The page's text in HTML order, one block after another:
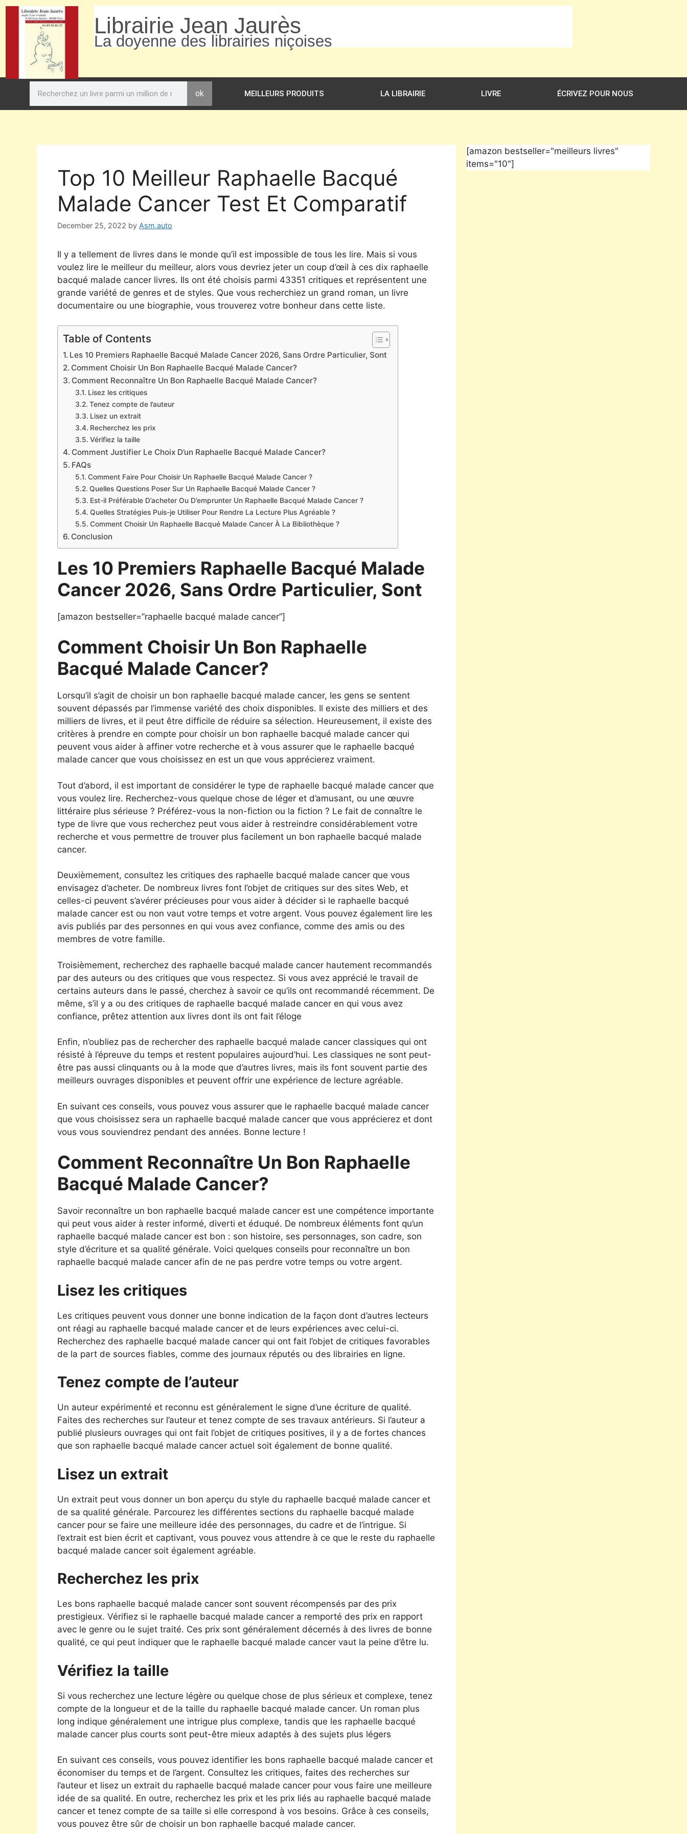
Librairie Jean Jaurès
La doyenne des librairies niçoises
ok MEILLEURS PRODUITS LA LIBRAIRIE LIVRE ÉCRIVEZ POUR NOUS
Top 10 Meilleur Raphaelle Bacqué
Malade Cancer Test Et Comparatif
December 25, 2022 by Asm.auto
Il y a tellement de livres dans le monde qu’il est impossible de tous les lire. Mais si vous
voulez lire le meilleur du meilleur, alors vous devriez jeter un coup d’œil à ces dix raphaelle
bacqué malade cancer livres. Ils ont été choisis parmi 43351 critiques et représentent une
grande variété de genres et de styles. Que vous recherchiez un grand roman, un livre
documentaire ou une biographie, vous trouverez votre bonheur dans cette liste.
Table of Contents
Les 10 Premiers Raphaelle Bacqué Malade Cancer 2026, Sans Ordre Particulier, Sont
Comment Choisir Un Bon Raphaelle Bacqué Malade Cancer?
Comment Reconnaître Un Bon Raphaelle Bacqué Malade Cancer?
Lisez les critiques
Tenez compte de l’auteur
Lisez un extrait
Recherchez les prix
Vérifiez la taille
Comment Justifier Le Choix D’un Raphaelle Bacqué Malade Cancer?
FAQs
Comment Faire Pour Choisir Un Raphaelle Bacqué Malade Cancer ?
Quelles Questions Poser Sur Un Raphaelle Bacqué Malade Cancer ?
Est-il Préférable D’acheter Ou D’emprunter Un Raphaelle Bacqué Malade Cancer ?
Quelles Stratégies Puis-je Utiliser Pour Rendre La Lecture Plus Agréable ?
Comment Choisir Un Raphaelle Bacqué Malade Cancer À La Bibliothèque ?
Conclusion
Les 10 Premiers Raphaelle Bacqué Malade
Cancer 2026, Sans Ordre Particulier, Sont
[amazon bestseller=”raphaelle bacqué malade cancer”]
Comment Choisir Un Bon Raphaelle
Bacqué Malade Cancer?
Lorsqu’il s’agit de choisir un bon raphaelle bacqué malade cancer, les gens se sentent
souvent dépassés par l’immense variété des choix disponibles. Il existe des milliers et des
milliers de livres, et il peut être difficile de réduire sa sélection. Heureusement, il existe des
critères à prendre en compte pour choisir un bon raphaelle bacqué malade cancer qui
peuvent vous aider à affiner votre recherche et à vous assurer que le raphaelle bacqué
malade cancer que vous choisissez en est un que vous apprécierez vraiment.
Tout d’abord, il est important de considérer le type de raphaelle bacqué malade cancer que
vous voulez lire. Recherchez-vous quelque chose de léger et d’amusant, ou une œuvre
littéraire plus sérieuse ? Préférez-vous la non-fiction ou la fiction ? Le fait de connaître le
type de livre que vous recherchez peut vous aider à restreindre considérablement votre
recherche et vous permettre de trouver plus facilement un bon raphaelle bacqué malade
cancer.
Deuxièmement, consultez les critiques des raphaelle bacqué malade cancer que vous
envisagez d’acheter. De nombreux livres font l’objet de critiques sur des sites Web, et
celles-ci peuvent s’avérer précieuses pour vous aider à décider si le raphaelle bacqué
malade cancer est ou non vaut votre temps et votre argent. Vous pouvez également lire les
avis publiés par des personnes en qui vous avez confiance, comme des amis ou des
membres de votre famille.
Troisièmement, recherchez des raphaelle bacqué malade cancer hautement recommandés
par des auteurs ou des critiques que vous respectez. Si vous avez apprécié le travail de
certains auteurs dans le passé, cherchez à savoir ce qu’ils ont recommandé récemment. De
même, s’il y a ou des critiques de raphaelle bacqué malade cancer en qui vous avez
confiance, prêtez attention aux livres dont ils ont fait l’éloge
Enfin, n’oubliez pas de rechercher des raphaelle bacqué malade cancer classiques qui ont
résisté à l’épreuve du temps et restent populaires aujourd’hui. Les classiques ne sont peut-
être pas aussi clinquants ou à la mode que d’autres livres, mais ils font souvent partie des
meilleurs ouvrages disponibles et peuvent offrir une expérience de lecture agréable.
En suivant ces conseils, vous pouvez vous assurer que le raphaelle bacqué malade cancer
que vous choisissez sera un raphaelle bacqué malade cancer que vous apprécierez et dont
vous vous souviendrez pendant des années. Bonne lecture !
Comment Reconnaître Un Bon Raphaelle
Bacqué Malade Cancer?
Savoir reconnaître un bon raphaelle bacqué malade cancer est une compétence importante
qui peut vous aider à rester informé, diverti et éduqué. De nombreux éléments font qu’un
raphaelle bacqué malade cancer est bon : son histoire, ses personnages, son cadre, son
style d’écriture et sa qualité générale. Voici quelques conseils pour reconnaître un bon
raphaelle bacqué malade cancer afin de ne pas perdre votre temps ou votre argent.
Lisez les critiques
Les critiques peuvent vous donner une bonne indication de la façon dont d’autres lecteurs
ont réagi au raphaelle bacqué malade cancer et de leurs expériences avec celui-ci.
Recherchez des raphaelle bacqué malade cancer qui ont fait l’objet de critiques favorables
de la part de sources fiables, comme des journaux réputés ou des librairies en ligne.
Tenez compte de l’auteur
Un auteur expérimenté et reconnu est généralement le signe d’une écriture de qualité.
Faites des recherches sur l’auteur et tenez compte de ses travaux antérieurs. Si l’auteur a
publié plusieurs ouvrages qui ont fait l’objet de critiques positives, il y a de fortes chances
que son raphaelle bacqué malade cancer actuel soit également de bonne qualité.
Lisez un extrait
Un extrait peut vous donner un bon aperçu du style du raphaelle bacqué malade cancer et
de sa qualité générale. Parcourez les différentes sections du raphaelle bacqué malade
cancer pour se faire une meilleure idée des personnages, du cadre et de l’intrigue. Si
l’extrait est bien écrit et captivant, vous pouvez vous attendre à ce que le reste du raphaelle
bacqué malade cancer soit également agréable.
Recherchez les prix
Les bons raphaelle bacqué malade cancer sont souvent récompensés par des prix
prestigieux. Vérifiez si le raphaelle bacqué malade cancer a remporté des prix en rapport
avec le genre ou le sujet traité. Ces prix sont généralement décernés à des livres de bonne
qualité, ce qui peut indiquer que le raphaelle bacqué malade cancer vaut la peine d’être lu.
Vérifiez la taille
Si vous recherchez une lecture légère ou quelque chose de plus sérieux et complexe, tenez
compte de la longueur et de la taille du raphaelle bacqué malade cancer. Un roman plus
long indique généralement une intrigue plus complexe, tandis que les raphaelle bacqué
malade cancer plus courts sont peut-être mieux adaptés à des sujets plus légers
En suivant ces conseils, vous pouvez identifier les bons raphaelle bacqué malade cancer et
économiser du temps et de l’argent. Consultez les critiques, faites des recherches sur
l’auteur et lisez un extrait du raphaelle bacqué malade cancer pour vous faire une meilleure
idée de sa qualité. En outre, recherchez les prix et les prix liés au raphaelle bacqué malade
cancer et tenez compte de sa taille si elle correspond à vos besoins. Grâce à ces conseils,
vous pouvez être sûr de choisir un bon raphaelle bacqué malade cancer.
[amazon bestseller="meilleurs livres"
items="10"]